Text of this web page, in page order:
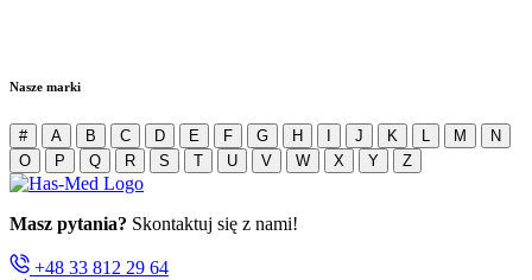
Nasze marki
# A B C D E F G H J K M
N
O
P Q R S T U V W X Y Z
Masz pytania? Skontaktuj się z nami!
+48 33 812 29 64